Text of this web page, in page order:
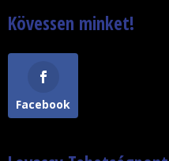
Kövessen minket!
Facebook